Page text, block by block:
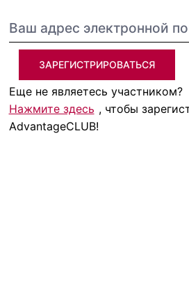
ЗАРЕГИСТРИРОВАТЬСЯ
Еще не являетесь участником?
Нажмите здесь , чтобы
AdvantageCLUB!